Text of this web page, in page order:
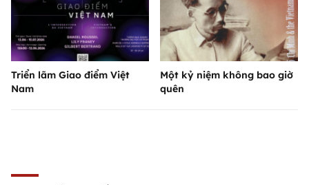
Triển lãm Giao điểm Việt
Nam
Một kỷ niệm không bao giờ
quên